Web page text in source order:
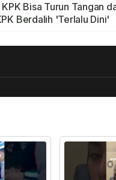
Bisa Turun Tangan
Berdalih 'Terlalu Dini'